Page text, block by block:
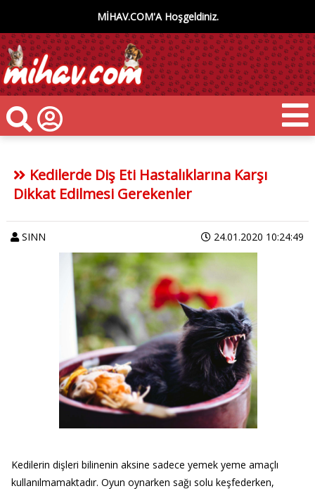
MİHAV.COM'A Hoşgeldiniz.
Kedilerde Diş Eti Hastalıklarına Karşı
Dikkat Edilmesi Gerekenler
SINN 24.01.2020 10:24:49
Kedilerin dişleri bilinenin aksine sadece yemek yeme amaçlı
kullanılmamaktadır. Oyun oynarken sağı solu keşfederken,